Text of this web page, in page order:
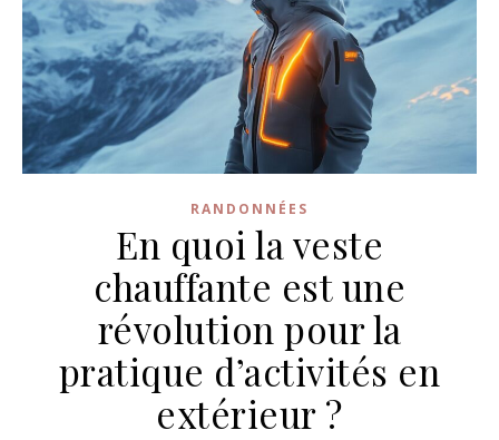
RANDONNÉES
En quoi la veste
chauffante est une
révolution pour la
pratique d’activités en
extérieur ?